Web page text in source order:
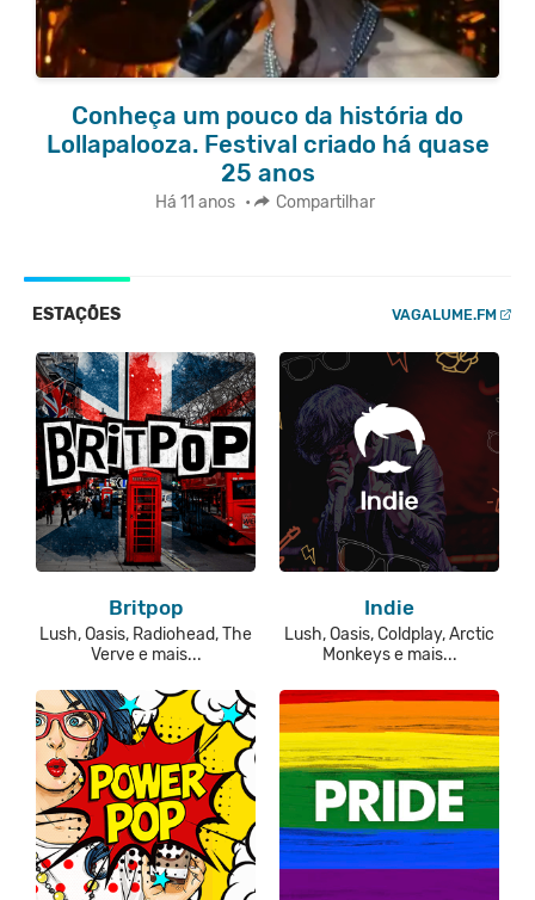
Conheça um pouco da história do
Lollapalooza. Festival criado há quase
25 anos
Há 11 anos • Compartilhar
ESTAÇÕES VAGALUME.FM
Britpop
Lush, Oasis, Radiohead, The
Verve e mais...
Indie
Lush, Oasis, Coldplay, Arctic
Monkeys e mais...